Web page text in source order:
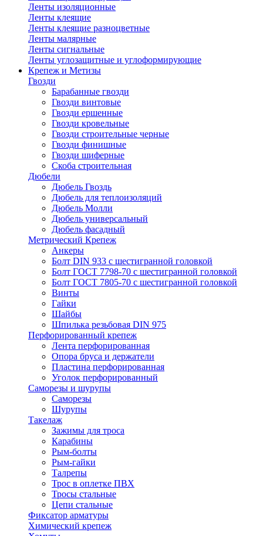
Ленты изоляционные
Ленты клеящие
Ленты клеящие разноцветные
Ленты малярные
Ленты сигнальные
Ленты углозащитные и углоформирующие
Крепеж и Метизы
Гвозди
Барабанные гвозди
Гвозди винтовые
Гвозди ершенные
Гвозди кровельные
Гвозди строительные черные
Гвозди финишные
Гвозди шиферные
Скоба строительная
Дюбели
Дюбель Гвоздь
Дюбель для теплоизоляций
Дюбель Молли
Дюбель универсальный
Дюбель фасадный
Метрический Крепеж
Анкеры
Болт DIN 933 с шестигранной головкой
Болт ГОСТ 7798-70 с шестигранной головкой
Болт ГОСТ 7805-70 с шестигранной головкой
Винты
Гайки
Шайбы
Шпилька резьбовая DIN 975
Перфорированный крепеж
Лента перфорированная
Опора бруса и держатели
Пластина перфорированная
Уголок перфорированный
Саморезы и шурупы
Саморезы
Шурупы
Такелаж
Зажимы для троса
Карабины
Рым-болты
Рым-гайки
Талрепы
Трос в оплетке ПВХ
Тросы стальные
Цепи стальные
Фиксатор арматуры
Химический крепеж